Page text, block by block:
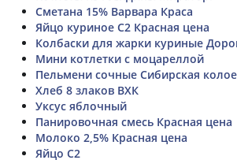
Сметана 15% Варвара Краса
Яйцо куриное С2 Красная цена
Колбаски для жарки куриные
Мини котлетки с моцареллой
Пельмени сочные Сибирская
Хлеб 8 злаков ВХК
Уксус яблочный
Панировочная смесь Красная цена
Молоко 2,5% Красная цена
Яйцо С2